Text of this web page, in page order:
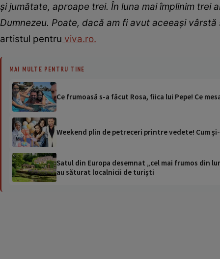
și jumătate, aproape trei. În luna mai împlinim trei
Dumnezeu. Poate, dacă am fi avut aceeași
artistul pentru viva.ro.
MAI MULTE PENTRU TINE
Ce frumoasă s-a făcut Rosa, fiica lui Pepe! Ce
Weekend plin de petreceri printre vedete! Cum
Satul din Europa desemnat „cel mai frumos din
au săturat localnicii de turiști